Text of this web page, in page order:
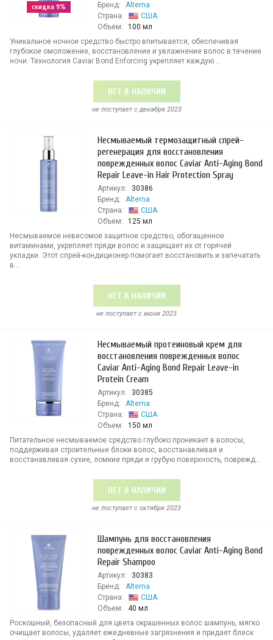
скидка 9%
Бренд:
Alterna
Страна:
США
Объем:
100 мл
Уникальное ночное средство быстро впитывается, обеспечивая
глубокое омоложение, восстановление и увлажнение волос в течение
ночи. Технология Caviar Bond Enforcing укрепляет каждую ...
НЕТ В НАЛИЧИИ
не поступает c декабря 2023
Несмываемый термозащитный спрей-
регенерация для восстановления
поврежденных волос Caviar Anti-Aging Bond
Repair Leave-in Hair Protection Spray
Артикул:
30386
Бренд:
Alterna
Страна:
США
Объем:
125 мл
Несмываемое невесомое защитное средство, обогащенное
витаминами, укрепляет пряди волос и защищает их от горячей
укладки. Этот спрей-кондиционер помогает восстановить и запечатать
в...
НЕТ В НАЛИЧИИ
не поступает c июня 2023
Несмываемый протеиновый крем для
восстановления поврежденных волос
Caviar Anti-Aging Bond Repair Leave-in
Protein Cream
Артикул:
30385
Бренд:
Alterna
Страна:
США
Объем:
150 мл
Питательное несмываемое средство глубоко проникает в волосы,
поддерживая строительные блоки волос, восстанавливая и
восстанавливая сухие, ломкие пряди и грубую поверхность, поврежд...
НЕТ В НАЛИЧИИ
не поступает c октября 2023
Шампунь для восстановления
поврежденных волос Caviar Anti-Aging Bond
Repair Shampoo
Артикул:
30383
Бренд:
Alterna
Страна:
США
Объем:
40 мл
Роскошный, безопасный для цвета окрашенных волос шампунь, мягко
очищает волосы, удаляет ежедневные загрязнения и придает блеск